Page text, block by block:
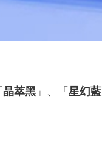
晶萃黑 」、「 星幻藍